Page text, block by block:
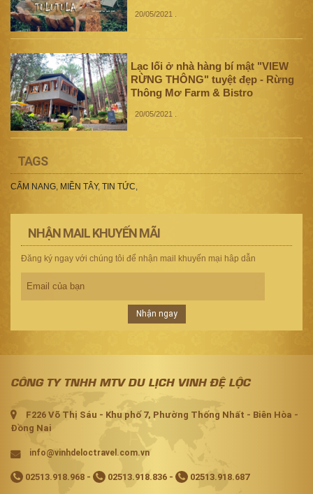
20/05/2021
Lạc lối ở nhà hàng bí mật "VIEW
RỪNG THÔNG" tuyệt đẹp - Rừng
Thông Mơ Farm & Bistro
20/05/2021
TAGS
CẨM NANG, MIỀN TÂY, TIN TỨC,
NHẬN MAIL KHUYẾN MÃI
Đăng ký ngay với chúng tôi để nhận mail khuyến mại hâp dẫn
Nhận ngay
CÔNG TY TNHH MTV DU LỊCH VINH ĐỆ LỘC
F226 Võ Thị Sáu - Khu phố 7, Phường Thống Nhất - Biên Hòa -
Đồng Nai
info@vinhdeloctravel.com.vn
02513.918.968 - 02513.918.836 - 02513.918.687